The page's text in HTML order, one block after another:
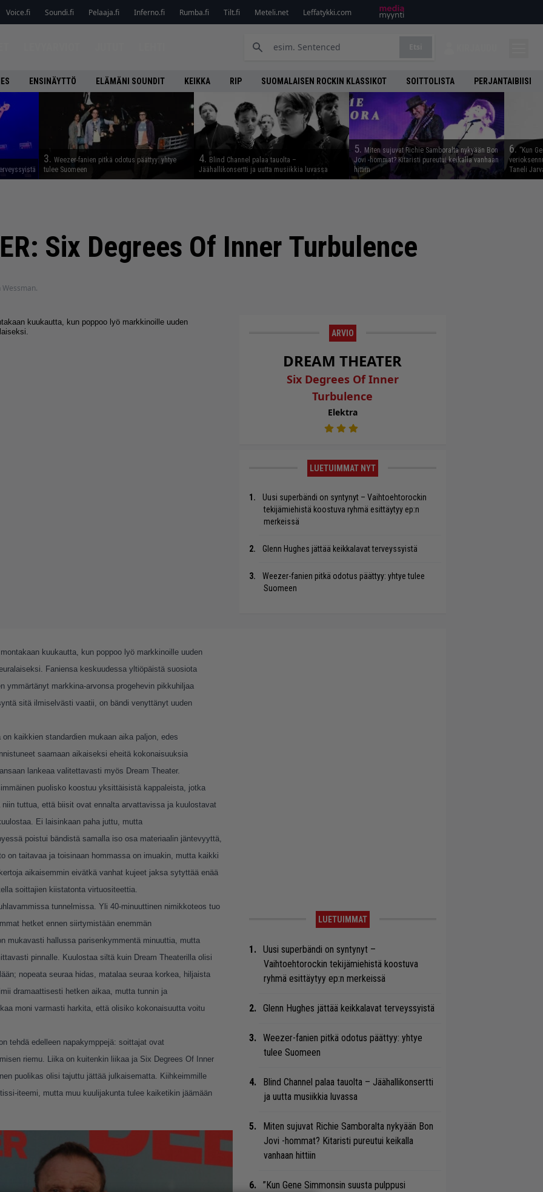
Voice.fi Soundi.fi Pelaaja.fi Inferno.fi Rumba.fi Tilt.fi Meteli.net Leffatykki.com
ENSINÄYTTÖ ELÄMÄNI SOUNDIT KEIKKA RIP SUOMALAISEN ROCKIN KLASSIKOT SOITTOLISTA PERJANTAIBIISI
3. Weezer-fanien pitkä odotus päättyy: yhtye
tulee Suomeen
4. Blind Channel palaa tauolta –
Jäähallikonsertti ja uutta musiikkia luvassa
5. Miten sujuvat Richie Samboralta nykyään Bon
Jovi -hommat? Kitaristi pureutui keikalla vanhaan
hittiin
6.”Kun
Taneli
Six Degrees Of Inner Turbulence
Wessman.
kuukautta, kun poppoo lyö markkinoille uuden
ARVIO
DREAM THEATER
Six Degrees Of Inner
Turbulence
Elektra
LUETUIMMAT NYT
Uusi superbändi on syntynyt – Vaihtoehtorockin
tekijämiehistä koostuva ryhmä esittäytyy ep:n
merkeissä
Glenn Hughes jättää keikkalavat terveyssyistä
Weezer-fanien pitkä odotus päättyy: yhtye tulee
Suomeen
kuukautta, kun poppoo lyö markkinoille uuden
Faniensa keskuudessa yltiöpäistä suosiota
ymmärtänyt markkina-arvonsa progehevin pikkuhiljaa
sitä ilmiselvästi vaatii, on bändi venyttänyt uuden
kaikkien standardien mukaan aika paljon, edes
saamaan aikaiseksi eheitä kokonaisuuksia
lankeaa valitettavasti myös Dream Theater.
puolisko koostuu yksittäisistä kappaleista, jotka
tuttua, että biisit ovat ennalta arvattavissa ja kuulostavat
Ei laisinkaan paha juttu, mutta
poistui bändistä samalla iso osa materiaalin jäntevyyttä,
on taitavaa ja toisinaan hommassa on imuakin, mutta kaikki
aikaisemmin eivätkä vanhat kujeet jaksa sytyttää enää
soittajien kiistatonta virtuositeettia.
tunnelmissa. Yli 40-minuuttinen nimikkoteos tuo
hetket ennen siirtymistään enemmän
mukavasti hallussa parisenkymmentä minuuttia, mutta
pinnalle. Kuulostaa siltä kuin Dream Theaterilla olisi
nopeata seuraa hidas, matalaa seuraa korkea, hiljaista
dramaattisesti hetken aikaa, mutta tunnin ja
moni varmasti harkita, että olisiko kokonaisuutta voitu
tehdä edelleen napakymppejä: soittajat ovat
riemu. Liika on kuitenkin liikaa ja Six Degrees Of Inner
puolikas olisi tajuttu jättää julkaisematta. Kiihkeimmille
iteemi, mutta muu kuulijakunta tulee kaiketikin jäämään
LUETUIMMAT
Uusi superbändi on syntynyt –
Vaihtoehtorockin tekijämiehistä koostuva
ryhmä esittäytyy ep:n merkeissä
Glenn Hughes jättää keikkalavat terveyssyistä
Weezer-fanien pitkä odotus päättyy: yhtye
tulee Suomeen
Blind Channel palaa tauolta – Jäähallikonsertti
ja uutta musiikkia luvassa
Miten sujuvat Richie Samboralta nykyään Bon
Jovi -hommat? Kitaristi pureutui keikalla
vanhaan hittiin
”Kun Gene Simmonsin suusta pulppusi